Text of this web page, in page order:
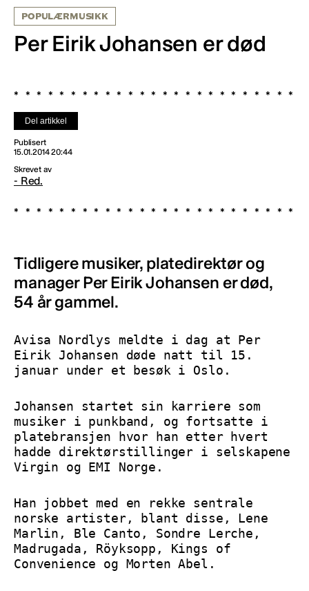
POPULÆRMUSIKK
Per Eirik Johansen er død
Del artikkel
Publisert
15.01.2014 20:44
Skrevet av
- Red.
Tidligere musiker, platedirektør og
manager Per Eirik Johansen er død,
54 år gammel.
Avisa Nordlys meldte i dag at Per
Eirik Johansen døde natt til 15.
januar under et besøk i Oslo.
Johansen startet sin karriere som
musiker i punkband, og fortsatte i
platebransjen hvor han etter hvert
hadde direktørstillinger i selskapene
Virgin og EMI Norge.
Han jobbet med en rekke sentrale
norske artister, blant disse, Lene
Marlin, Ble Canto, Sondre Lerche,
Madrugada, Röyksopp, Kings of
Convenience og Morten Abel.